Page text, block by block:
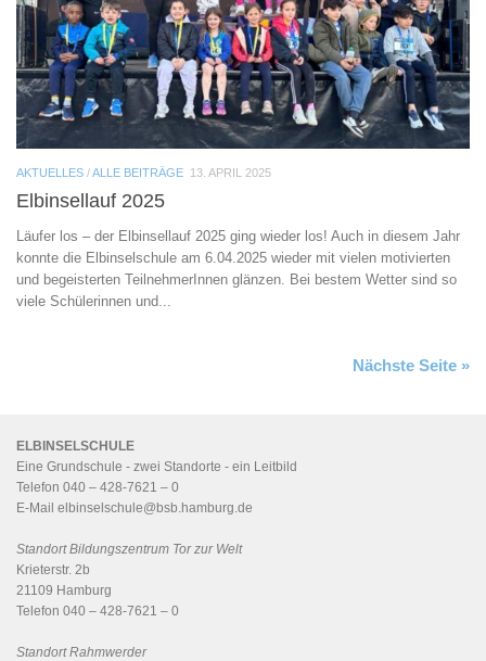
AKTUELLES /ALLE BEITRÄGE 13. APRIL 2025
Elbinsellauf 2025
Läufer los – der Elbinsellauf 2025 ging wieder los! Auch in diesem Jahr
konnte die Elbinselschule am 6.04.2025 wieder mit vielen motivierten
und begeisterten TeilnehmerInnen glänzen. Bei bestem Wetter sind so
viele Schülerinnen und...
Nächste Seite »
ELBINSELSCHULE
Eine Grundschule - zwei Standorte - ein Leitbild
Telefon 040 – 428-7621 – 0
E-Mail elbinselschule@bsb.hamburg.de
Standort Bildungszentrum Tor zur Welt
Krieterstr. 2b
21109 Hamburg
Telefon 040 – 428-7621 – 0
Standort Rahmwerder